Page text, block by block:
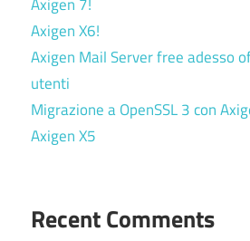
Axigen X6!
Axigen Mail Server free adesso
utenti
Migrazione a OpenSSL 3 con
Axigen X5
Recent Comments